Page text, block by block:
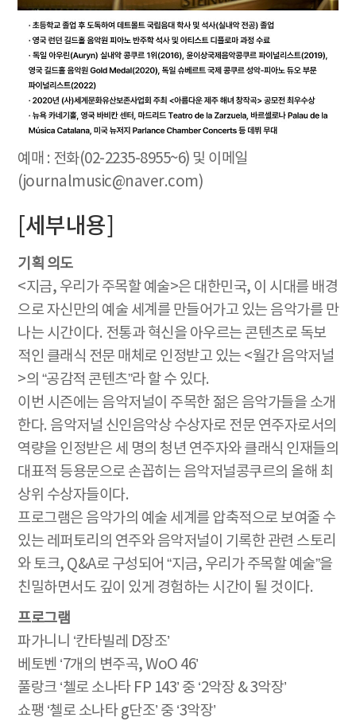
예매 : 전화(02-2235-8955~6) 및 이메일
(journalmusic@naver.com)
[세부내용]
기획 의도
<지금, 우리가 주목할 예술>은 대한민국, 이 시대를 배경
으로 자신만의 예술 세계를 만들어가고 있는 음악가를 만
나는 시간이다. 전통과 혁신을 아우르는 콘텐츠로 독보
적인 클래식 전문 매체로 인정받고 있는 <월간 음악저널
>의 “공감적 콘텐츠”라 할 수 있다.
이번 시즌에는 음악저널이 주목한 젊은 음악가들을 소개
한다. 음악저널 신인음악상 수상자로 전문 연주자로서의
역량을 인정받은 세 명의 청년 연주자와 클래식 인재들의
대표적 등용문으로 손꼽히는 음악저널콩쿠르의 올해 최
상위 수상자들이다.
프로그램은 음악가의 예술 세계를 압축적으로 보여줄 수
있는 레퍼토리의 연주와 음악저널이 기록한 관련 스토리
와 토크, Q&A로 구성되어 “지금, 우리가 주목할 예술”을
친밀하면서도 깊이 있게 경험하는 시간이 될 것이다.
프로그램
파가니니 ‘칸타빌레 D장조’
베토벤 ‘7개의 변주곡, WoO 46’
풀랑크 ‘첼로 소나타 FP 143’ 중 ‘2악장 & 3악장’
쇼팽 ‘첼로 소나타 g단조’ 중 ‘3악장’